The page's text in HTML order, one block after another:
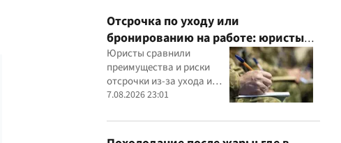
Отсрочка по уходу или
бронированию на работе: юристы
объяснили, что надежнее
Юристы сравнили
преимущества и риски
отсрочки из-за ухода и
бронирования работника
предприятием
7.08.2026 23:01